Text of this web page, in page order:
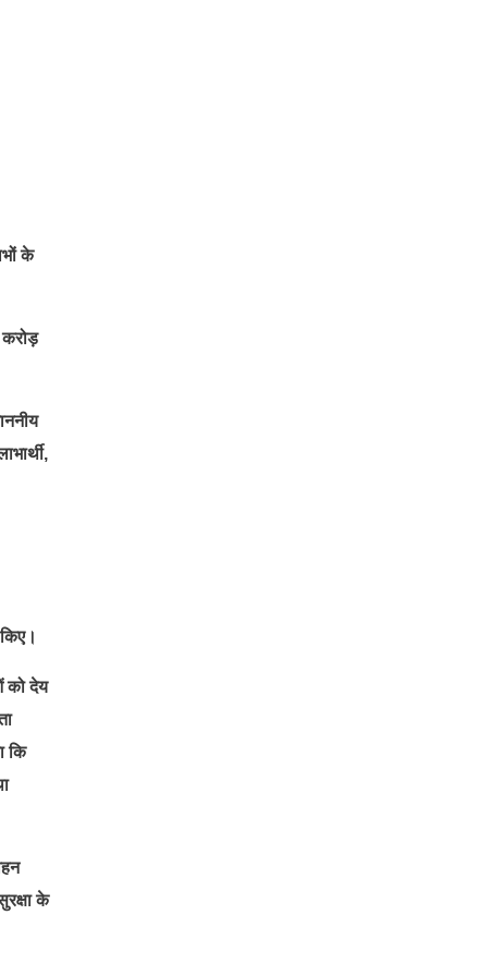
के
करोड़
को देय
कि
के